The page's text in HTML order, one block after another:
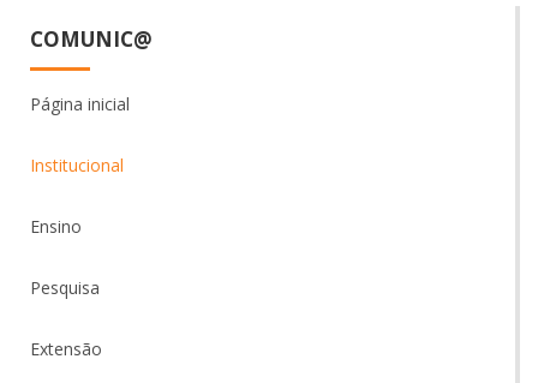
COMUNIC@
Página inicial
Institucional
Ensino
Pesquisa
Extensão